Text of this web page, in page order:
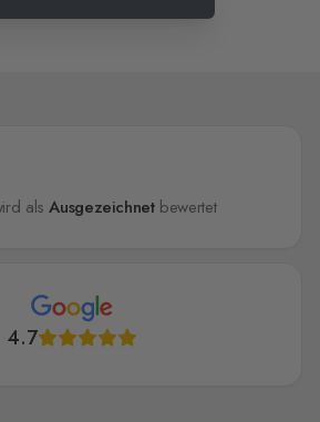
alsAusgezeichnetbewertet
4.7